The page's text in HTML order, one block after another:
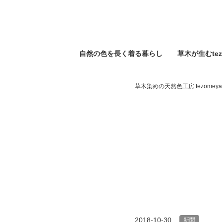
自然の⾊を⻑く着る暮らし 草木が生む
草木染めの天然色工房 tezomeya
2018-10-30 新聞